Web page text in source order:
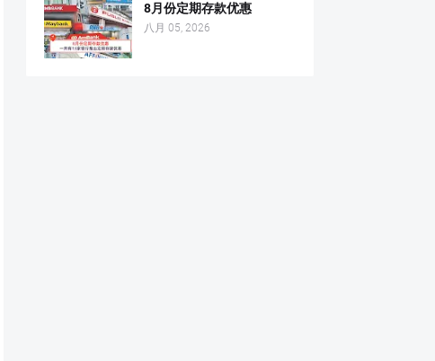
8月份定期存款优惠
八月 05, 2026